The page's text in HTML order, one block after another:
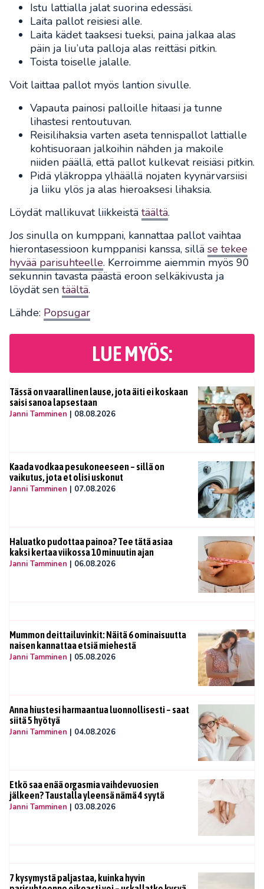
Istu lattialla jalat suorina edessäsi.
Laita pallot reisiesi alle.
Laita kädet taaksesi tueksi, paina jalkaa alas
päin ja liu’uta palloja alas reittäsi pitkin.
Toista toiselle jalalle.
Voit laittaa pallot myös lantion sivulle.
Vapauta painosi palloille hitaasi ja tunne
lihastesi rentoutuvan.
Reisilihaksia varten aseta tennispallot lattialle
kohtisuoraan jalkoihin nähden ja makoile
niiden päällä, että pallot kulkevat reisiäsi pitkin.
Pidä yläkroppa ylhäällä nojaten kyynärvarsiisi
ja liiku ylös ja alas hieroaksesi lihaksia.
Löydät mallikuvat liikkeistä täältä.
Jos sinulla on kumppani, kannattaa pallot vaihtaa
hierontasessioon kumppanisi kanssa, sillä se tekee
hyvää parisuhteelle. Kerroimme aiemmin myös 90
sekunnin tavasta päästä eroon selkäkivusta ja
löydät sen täältä.
Lähde: Popsugar
LUE MYÖS:
Tässä on vaarallinen lause, jota äiti ei koskaan
saisi sanoa lapsestaan
Janni Tamminen | 08.08.2026
Kaada vodkaa pesukoneeseen – sillä on
vaikutus, jota et olisi uskonut
Janni Tamminen | 07.08.2026
Haluatko pudottaa painoa? Tee tätä asiaa
kaksi kertaa viikossa 10 minuutin ajan
Janni Tamminen | 06.08.2026
Mummon deittailuvinkit: Näitä 6 ominaisuutta
naisen kannattaa etsiä miehestä
Janni Tamminen | 05.08.2026
Anna hiustesi harmaantua luonnollisesti – saat
siitä 5 hyötyä
Janni Tamminen | 04.08.2026
Etkö saa enää orgasmia vaihdevuosien
jälkeen? Taustalla yleensä nämä 4 syytä
Janni Tamminen | 03.08.2026
7 kysymystä paljastaa, kuinka hyvin